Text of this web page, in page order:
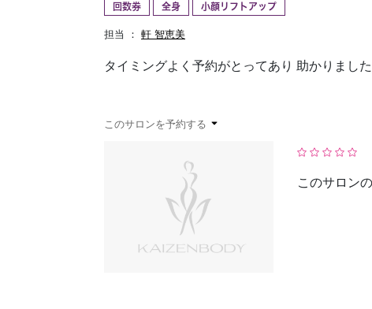
予約確認 お気に入り
回数券 全身 小顔リフトアップ
担当 ： 軒 智恵美
タイミングよく予約がとってあり 助かりまし
このサロンを予約する
このサロン